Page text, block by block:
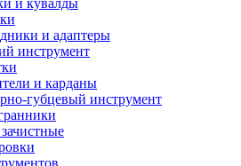
и адаптеры
инструмент
и карданы
губцевый инструмент